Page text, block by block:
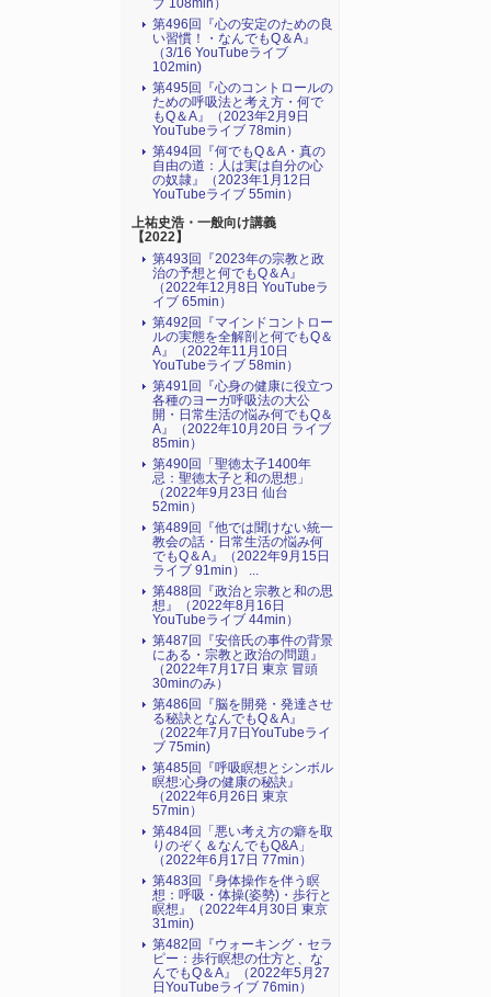
ブ 108min）
第496回『心の安定のための良
い習慣！・なんでもQ＆A』
（3/16 YouTubeライブ
102min)
第495回『心のコントロールの
ための呼吸法と考え方・何で
もQ＆A』（2023年2月9日
YouTubeライブ 78min）
第494回『何でもQ＆A・真の
自由の道：人は実は自分の心
の奴隷』（2023年1月12日
YouTubeライブ 55min）
上祐史浩・一般向け講義
【2022】
第493回『2023年の宗教と政
治の予想と何でもQ＆A』
（2022年12月8日 YouTubeラ
イブ 65min）
第492回『マインドコントロー
ルの実態を全解剖と何でもQ＆
A』（2022年11月10日
YouTubeライブ 58min）
第491回『心身の健康に役立つ
各種のヨーガ呼吸法の大公
開・日常生活の悩み何でもQ＆
A』（2022年10月20日 ライブ
85min）
第490回「聖徳太子1400年
忌：聖徳太子と和の思想」
（2022年9月23日 仙台
52min）
第489回『他では聞けない統一
教会の話・日常生活の悩み何
でもQ＆A』（2022年9月15日
ライブ 91min） ...
第488回『政治と宗教と和の思
想』（2022年8月16日
YouTubeライブ 44min）
第487回『安倍氏の事件の背景
にある・宗教と政治の問題』
（2022年7月17日 東京 冒頭
30minのみ）
第486回『脳を開発・発達させ
る秘訣となんでもQ＆A』
（2022年7月7日YouTubeライ
ブ 75min)
第485回『呼吸瞑想とシンボル
瞑想:心身の健康の秘訣』
（2022年6月26日 東京
57min）
第484回「悪い考え方の癖を取
りのぞく＆なんでもQ&A」
（2022年6月17日 77min）
第483回『身体操作を伴う瞑
想：呼吸・体操(姿勢)・歩行と
瞑想』（2022年4月30日 東京
31min)
第482回『ウォーキング・セラ
ピー：歩行瞑想の仕方と、な
んでもQ＆A』（2022年5月27
日YouTubeライブ 76min）